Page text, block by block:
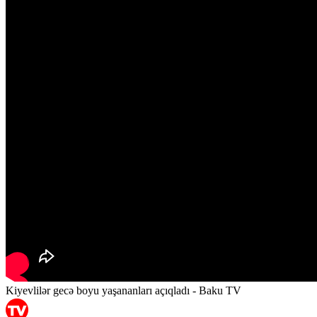
Kiyevlilər gecə boyu yaşananları açıqladı - Baku TV